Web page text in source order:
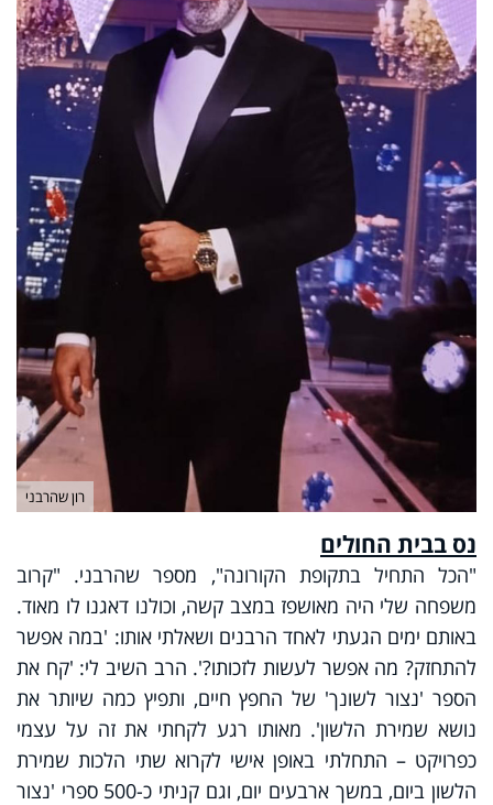
רון שהרבני
נס בבית החולים
"הכל התחיל בתקופת הקורונה", מספר שהרבני. "קרוב
משפחה שלי היה מאושפז במצב קשה, וכולנו דאגנו לו מאוד.
באותם ימים הגעתי לאחד הרבנים ושאלתי אותו: 'במה אפשר
להתחזק? מה אפשר לעשות לזכותו?'. הרב השיב לי: 'קח את
הספר 'נצור לשונך' של החפץ חיים, ותפיץ כמה שיותר את
נושא שמירת הלשון'. מאותו רגע לקחתי את זה על עצמי
כפרויקט – התחלתי באופן אישי לקרוא שתי הלכות שמירת
הלשון ביום, במשך ארבעים יום, וגם קניתי כ-500 ספרי 'נצור